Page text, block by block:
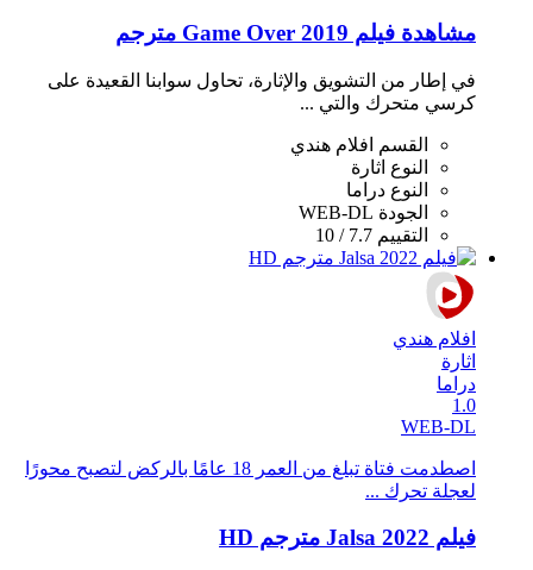
مشاهدة فيلم Game Over 2019 مترجم
في إطار من التشويق واﻹثارة، تحاول سوابنا القعيدة على
كرسي متحرك والتي ...
القسم
افلام هندي
النوع اثارة
النوع دراما
الجودة WEB-DL
التقييم 7.7 / 10
افلام هندي
اثارة
دراما
1.0
WEB-DL
اصطدمت فتاة تبلغ من العمر 18 عامًا بالركض لتصبح محورًا
لعجلة تحرك ...
فيلم Jalsa 2022 مترجم HD